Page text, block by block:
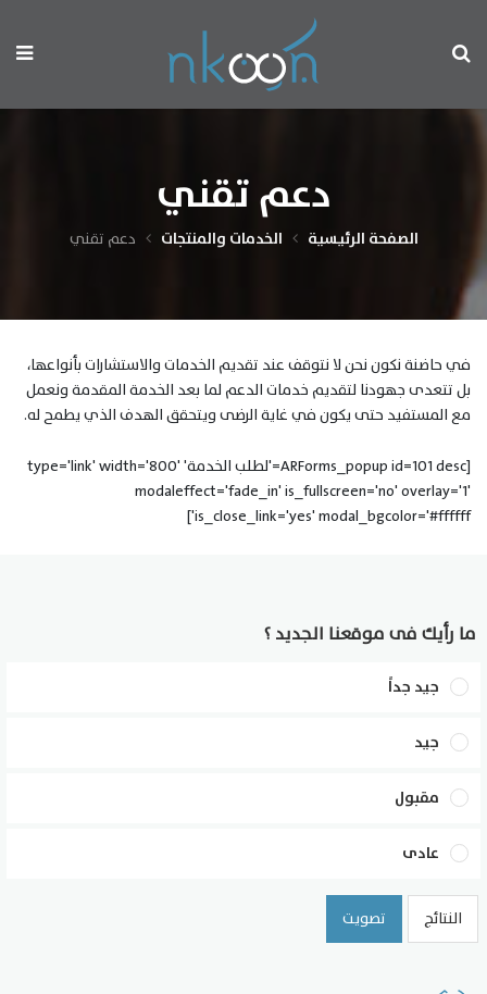
دعم تقني
الصفحة الرئيسية الخدمات والمنتجات دعم تقني
في حاضنة نكون نحن لا نتوقف عند تقديم الخدمات والاستشارات بأنواعها،
بل تتعدى جهودنا لتقديم خدمات الدعم لما بعد الخدمة المقدمة ونعمل
مع المستفيد حتى يكون في غاية الرضى ويتحقق الهدف الذي يطمح له.
[ARForms_popup id=101 desc='لطلب الخدمة' type='link' width='800'
modaleffect='fade_in' is_fullscreen='no' overlay='1'
is_close_link='yes' modal_bgcolor='#ffffff']
ما رأيك فى موقعنا الجديد ؟
جيد جداً
جيد
مقبول
عادى
النتائج تصويت